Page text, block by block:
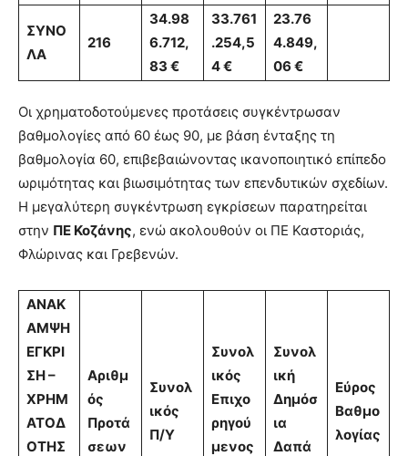
ΣΥΝΟ
ΛΑ
216
34.98
6.712,
83 €
33.761
.254,5
4 €
23.76
4.849,
06 €
Οι χρηματοδοτούμενες προτάσεις συγκέντρωσαν
βαθμολογίες από 60 έως 90, με βάση ένταξης τη
βαθμολογία 60, επιβεβαιώνοντας ικανοποιητικό επίπεδο
ωριμότητας και βιωσιμότητας των επενδυτικών σχεδίων.
Η μεγαλύτερη συγκέντρωση εγκρίσεων παρατηρείται
στην ΠΕ Κοζάνης, ενώ ακολουθούν οι ΠΕ Καστοριάς,
Φλώρινας και Γρεβενών.
ΑΝΑΚ
ΑΜΨΗ
ΕΓΚΡΙ
ΣΗ –
ΧΡΗΜ
ΑΤΟΔ
ΟΤΗΣ
Αριθμ
ός
Προτά
σεων
Συνολ
ικός
Π/Υ
Συνολ
ικός
Επιχο
ρηγού
μενος
Συνολ
ική
Δημόσ
ια
Δαπά
Εύρος
Βαθμο
λογίας